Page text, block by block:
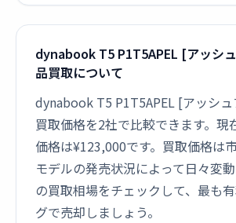
dynabook T5 P1T5APEL [アッシ
品買取について
dynabook T5 P1T5APEL [アッシ
買取価格を2社で比較できます。現
価格は¥123,000です。買取価格は
モデルの発売状況によって日々変
の買取相場をチェックして、最も
グで売却しましょう。